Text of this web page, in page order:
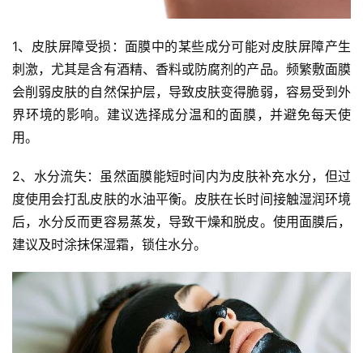
1、皮肤屏障受损：面膜中的某些成分可能对皮肤屏障产生
刺激，尤其是含有酒精、香料或防腐剂的产品。频繁敷面膜
会削弱皮肤的自然保护层，导致皮肤变得脆弱，容易受到外
界环境的影响。建议选择成分温和的面膜，并避免每天使
用。
2、水分流失：虽然面膜能短时间内为皮肤补充水分，但过
度使用会打乱皮肤的水油平衡。皮肤在长时间接触湿润环境
后，水分反而更容易蒸发，导致干燥和脱皮。使用面膜后，
建议及时涂抹保湿霜，锁住水分。